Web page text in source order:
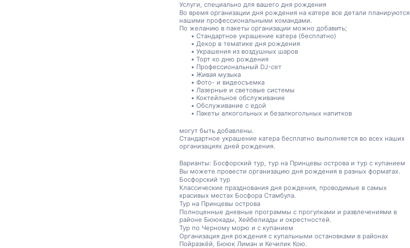
Услуги, специально для вашего дня рождения
Во время организации дня рождения на катере все детали планируются
нашими профессиональными командами.
По желанию в пакеты организации можно добавить;
Стандартное украшение катера (бесплатно)
Декор в тематике дня рождения
Украшения из воздушных шаров
Торт ко дню рождения
Профессиональный DJ-сет
Живая музыка
Фото- и видеосъемка
Лазерные и световые системы
Коктейльное обслуживание
Обслуживание с едой
Пакеты алкогольных и безалкогольных напитков
могут быть добавлены.
Стандартное украшение катера бесплатно выполняется во всех наших
организациях дней рождения.
Варианты: Босфорский тур, тур на Принцевы острова и тур с купанием
Вы можете провести организацию дня рождения в разных форматах.
Босфорский тур
Классические празднования дня рождения, проводимые в самых
красивых местах Босфора Стамбула.
Тур на Принцевы острова
Полноценные дневные программы с прогулками и развлечениями в
районе Бююкады, Хейбелиады и окрестностей.
Тур по Черному морю и с купанием
Организация дня рождения с купальными остановками в районах
Пойразкёй, Бююк Лиман и Кечилик Кою.